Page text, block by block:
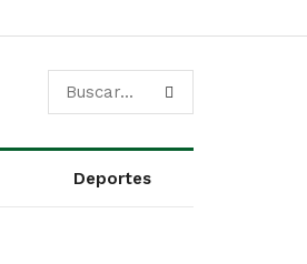
Deportes